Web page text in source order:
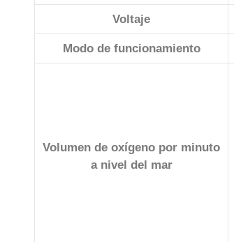
Voltaje
Modo de funcionamiento
Volumen de oxígeno por minuto
a nivel del mar